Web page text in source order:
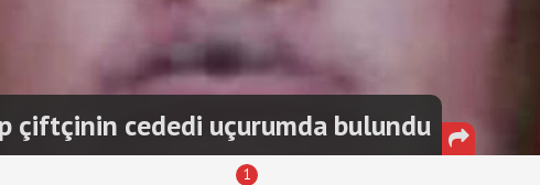
çiftçinin cededi uçurumda bulundu
1